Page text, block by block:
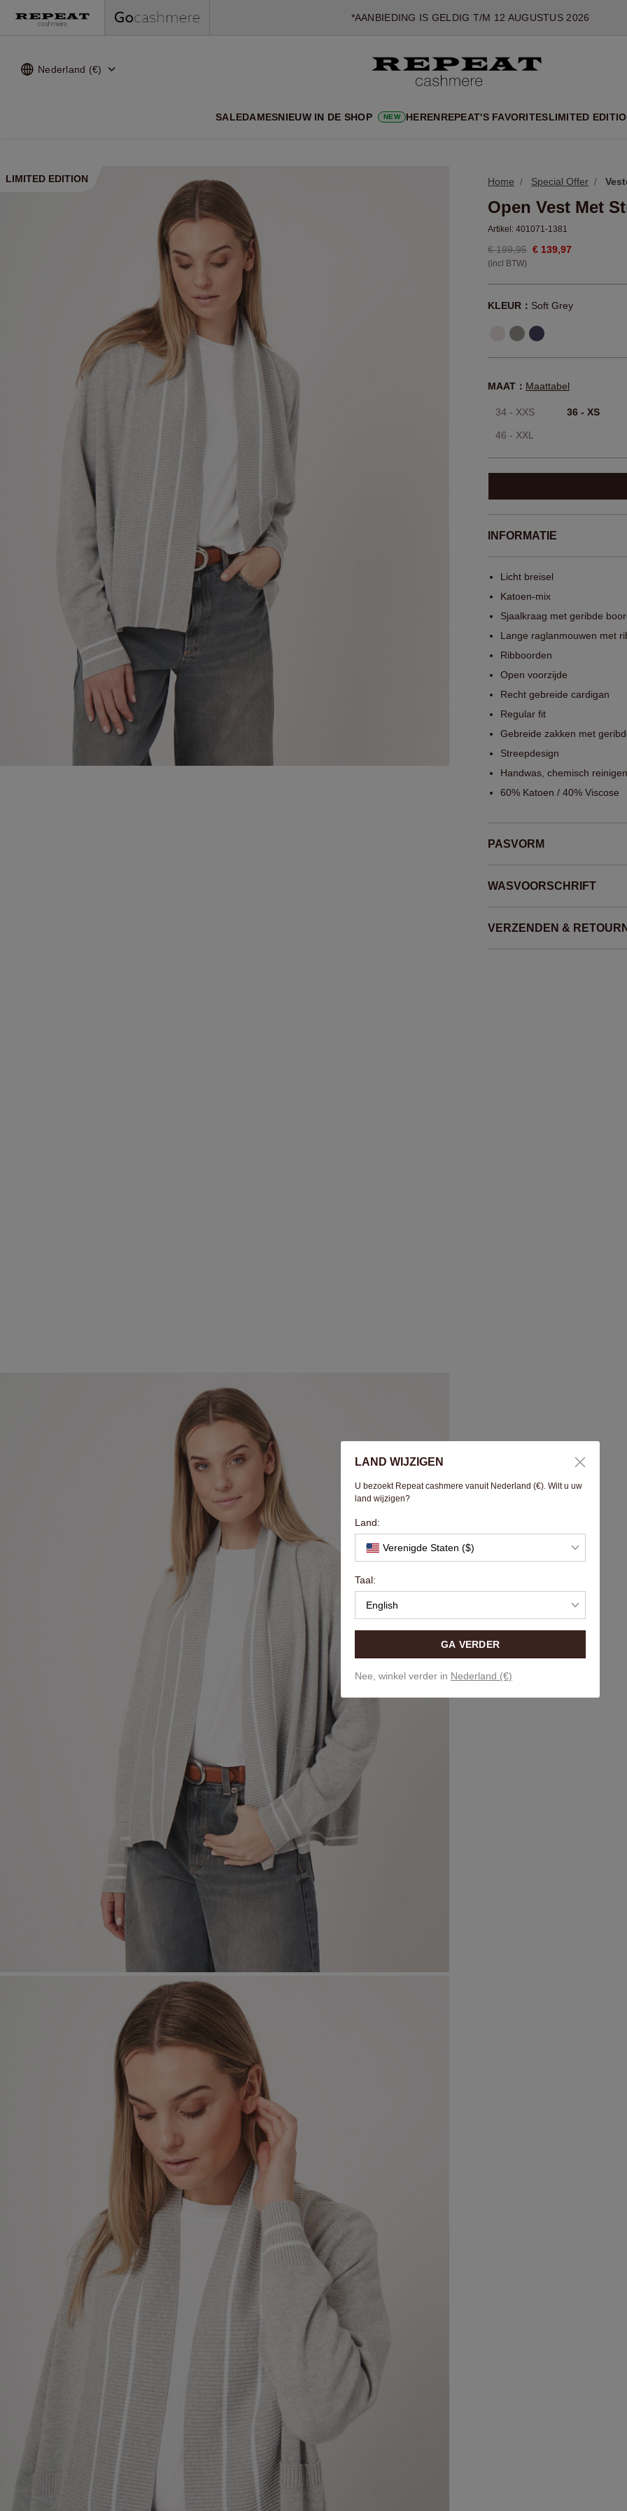
*AANBIEDING IS GELDIG T/M 12 AUGUSTUS 2026
*NIET GELDIG VOOR LIMITED EDITION
*UITZONDERINGEN KUNNEN VAN TOEPASSING ZIJN
NIEUWE CASHMERE COLLECTIE
EXTRA 10% OFF SALE
Nederland (€)
SALEDAMESNIEUW IN DE SHOP NEW HERENREPEAT'S FAVORITESLIMITED
LIMITED EDITION Home Special Offer
Open Vest Met
Artikel: 401071-1381
€ 199,95 € 139,97
(incl BTW)
KLEUR： Soft Grey
MAAT： Maattabel
34 - XXS 36 - XS
46 - XXL
INFORMATIE
Licht breisel
Katoen-mix
Sjaalkraag met geribde
Lange raglanmouwen met
Ribboorden
Open voorzijde
Recht gebreide cardigan
Regular fit
Gebreide zakken met
Streepdesign
Handwas, chemisch
60% Katoen / 40% Viscose
PASVORM
WASVOORSCHRIFT
VERZENDEN &
LAND WIJZIGEN
U bezoekt Repeat cashmere vanuit Nederland (€). Wilt u uw
land wijzigen?
Land:
Verenigde Staten ($)
Taal:
English
GA VERDER
Nee, winkel verder in Nederland (€)